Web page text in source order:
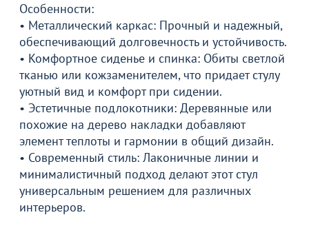
Особенности:
• Металлический каркас: Прочный и надежный,
обеспечивающий долговечность и устойчивость.
• Комфортное сиденье и спинка: Обиты светлой
тканью или кожзаменителем, что придает стулу
уютный вид и комфорт при сидении.
• Эстетичные подлокотники: Деревянные или
похожие на дерево накладки добавляют
элемент теплоты и гармонии в общий дизайн.
• Современный стиль: Лаконичные линии и
минималистичный подход делают этот стул
универсальным решением для различных
интерьеров.
Товар в корзине
Стул Самба, кожзам Вега Капучино, каркас
серебро, подлокотники мягкие
3 990